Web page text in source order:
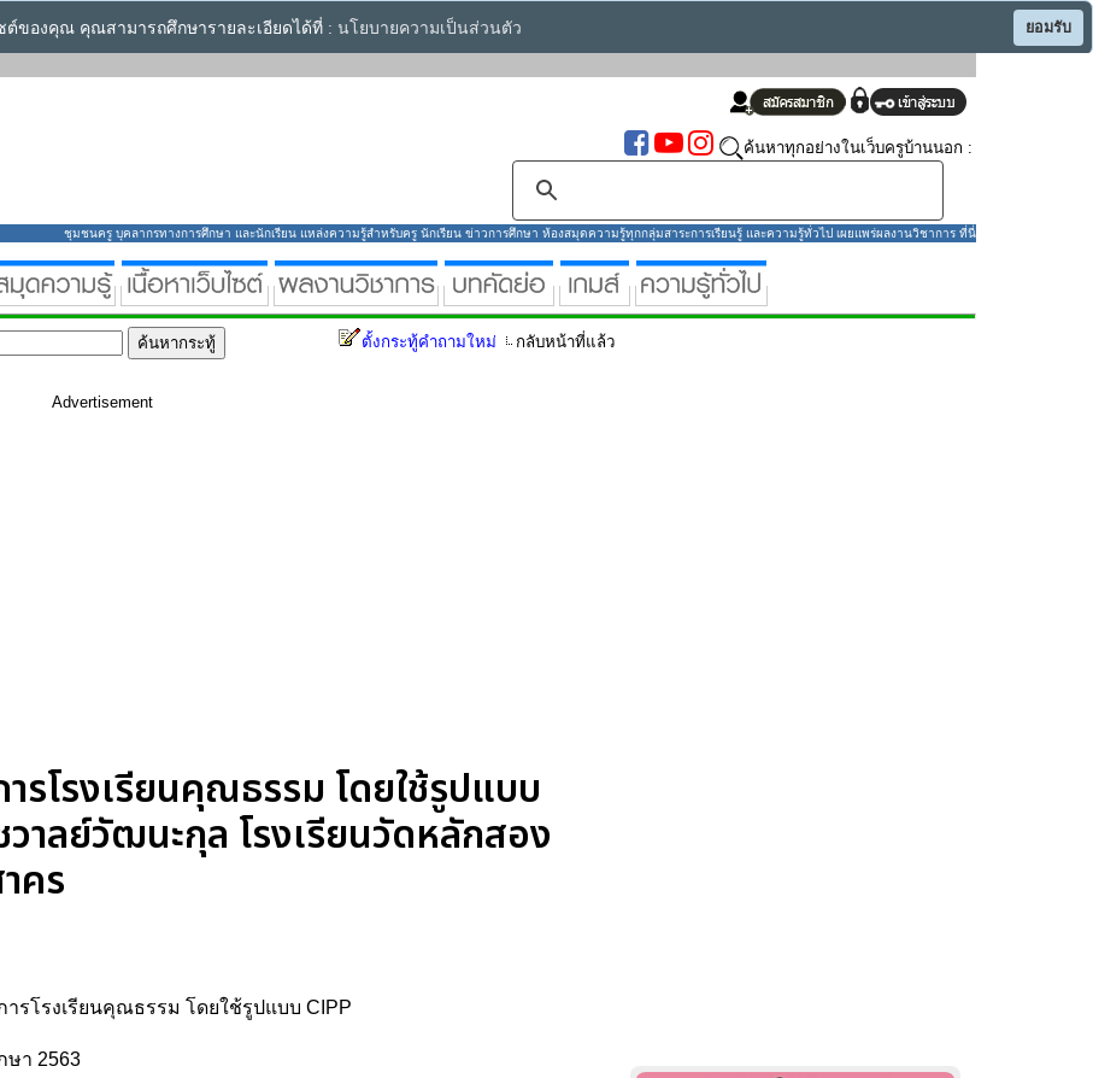
ของคุณ คุณสามารถศึกษารายละเอียดได้ที่ : นโยบายความเป็นส่วนตัว ยอมรับ
ค้นหาทุกอย่างในเว็บครูบ้านนอก :
ชุมชนครู บุคลากรทางการศึกษา และนักเรียน แหล่งความรู้สำหรับครู นักเรียน ข่าวการศึกษา ห้องสมุดความรู้ทุกกลุ่มสาระการเรียนรู้ และความรู้ทั่วไป เผยแพร่ผลงานวิชาการ ที่นี่
ตั้งกระทู้คำถามใหม่ กลับหน้าที่แล้ว
Advertisement
ารโรงเรียนคุณธรรม โดยใช้รูปแบบ
าลย์วัฒนะกุล โรงเรียนวัดหลักสอง
คร
รโรงเรียนคุณธรรม โดยใช้รูปแบบ CIPP
ษา 2563